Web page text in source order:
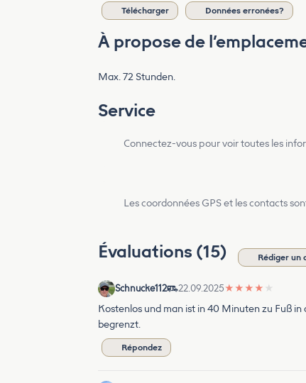
Télécharger Données erronées?
À propose de
Max. 72 Stunden.
Service
Connectez-vous pour voir toutes les
Les coordonnées GPS et les contacts
Évaluations (15) Rédiger un
Schnucke112 22.09.2025★ ★ ★ ★ ★
Kostenlos und man ist in 40 Minuten zu Fuß
begrenzt.
Répondez